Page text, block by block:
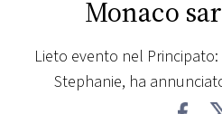
PLAYLIST
Monaco
Lieto evento nel
Stephanie, ha